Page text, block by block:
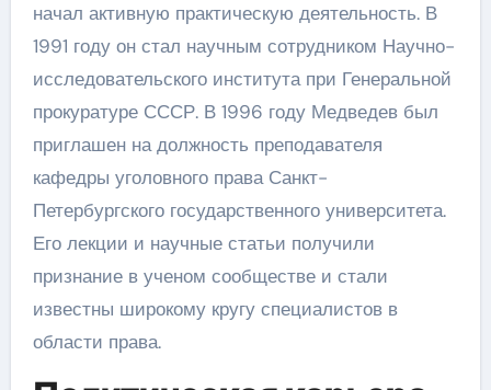
начал активную практическую деятельность. В
1991 году он стал научным сотрудником Научно-
исследовательского института при Генеральной
прокуратуре СССР. В 1996 году Медведев был
приглашен на должность преподавателя
кафедры уголовного права Санкт-
Петербургского государственного университета.
Его лекции и научные статьи получили
признание в ученом сообществе и стали
известны широкому кругу специалистов в
области права.